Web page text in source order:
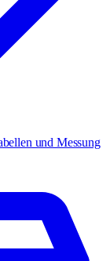
und Messung